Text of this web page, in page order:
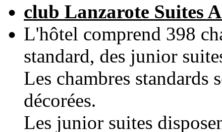
club Lanzarote Suites
L'hôtel comprend 398
standard, des junior
Les chambres standards
décorées.
Les junior suites